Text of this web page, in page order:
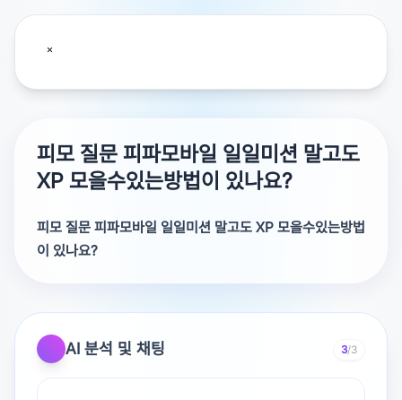
피모 질문 피파모바일 일일미션 말고도
XP 모을수있는방법이 있나요?
피모 질문 피파모바일 일일미션 말고도 XP 모을수있는방법
이 있나요?
AI 분석 및 채팅 3/3